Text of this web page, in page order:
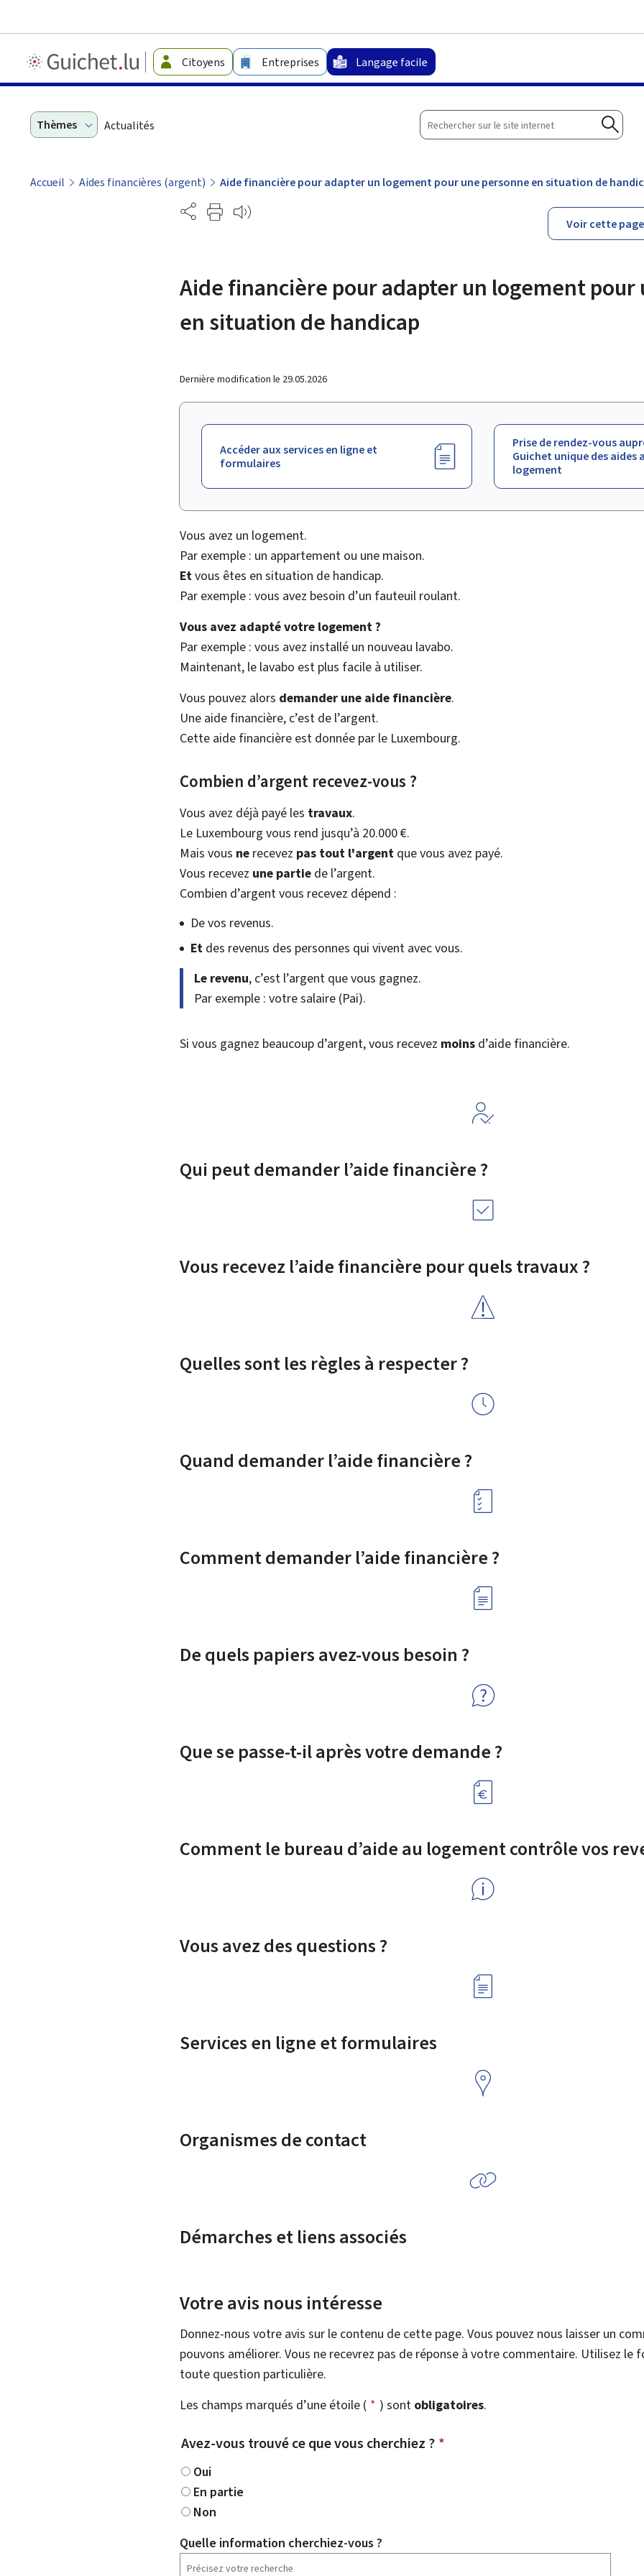
Guichet.lu
-
Citoyens Entreprises Langage facile
Thèmes Actualités
Rechercher
sur
site
Accueil Aides financières (argent)
Aide financière pour adapter un logement pour une personne en situation de
Partage
Voir cette
Aide financière pour adapter un logement pour
en situation de handicap
Dernière modification le 29.05.2026
Accéder aux services en ligne et
formulaires
Prise de rendez-vous
Guichet unique des aides
logement
Vous avez un logement.
Par exemple : un appartement ou une maison.
Etvous êtes en situation de handicap.
Par exemple : vous avez besoin d’un fauteuil roulant.
Vous avez adapté votre logement ?
Par exemple : vous avez installé un nouveau lavabo.
Maintenant, le lavabo est plus facile à utiliser.
Vous pouvez alors demander une aide financière.
Une aide financière, c’est de l’argent.
Cette aide financière est donnée par le Luxembourg.
Combien d’argent recevez-vous ?
Vous avez déjà payé les travaux.
Le Luxembourg vous rend jusqu’à 20.000 €.
Mais vous ne recevez pas tout l'argent que vous avez payé.
Vous recevez une partie de l’argent.
Combien d’argent vous recevez dépend :
De vos revenus.
Et des revenus des personnes qui vivent avec vous.
Le revenu, c’est l’argent que vous gagnez.
Par exemple : votre salaire (Pai).
Si vous gagnez beaucoup d’argent, vous recevez moins d’aide financière.
Qui peut demander l’aide financière ?
Vous recevez l’aide financière pour quels travaux ?
Quelles sont les règles à respecter ?
Quand demander l’aide financière ?
Comment demander l’aide financière ?
De quels papiers avez-vous besoin ?
Que se passe-t-il après votre demande ?
Comment le bureau d’aide au logement contrôle vos
Vous avez des questions ?
Services en ligne et formulaires
Organismes de contact
Démarches et liens associés
Votre avis nous intéresse
Donnez-nous votre avis sur le contenu de cette page. Vous pouvez nous laisser un
pouvons améliorer. Vous ne recevrez pas de réponse à votre commentaire. Utilisez
toute question particulière.
Les champs marqués d’une étoile ( * ) sont obligatoires.
Avez-vous trouvé ce que vous cherchiez ? *
Oui
En partie
Non
Quelle information cherchiez-vous ?